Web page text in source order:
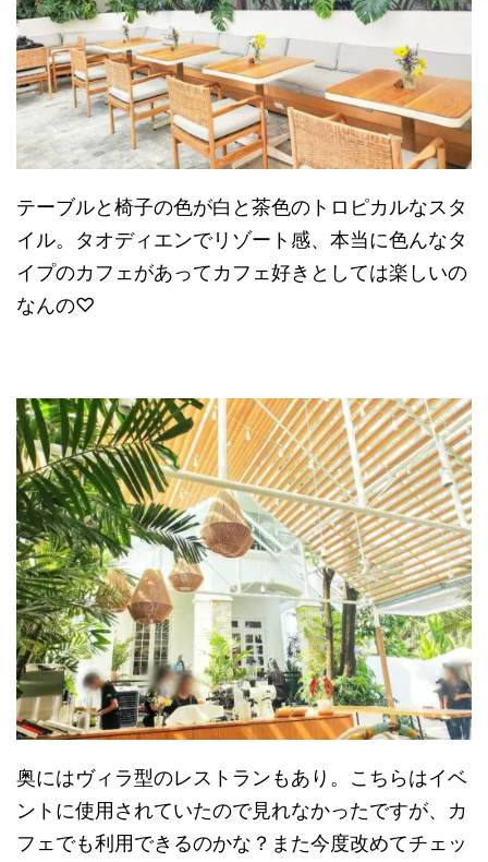
テーブルと椅子の色が白と茶色のトロピカルなスタ
イル。タオディエンでリゾート感、本当に色んなタ
イプのカフェがあってカフェ好きとしては楽しいの
なんの♡
奥にはヴィラ型のレストランもあり。こちらはイベ
ントに使用されていたので見れなかったですが、カ
フェでも利用できるのかな？また今度改めてチェッ